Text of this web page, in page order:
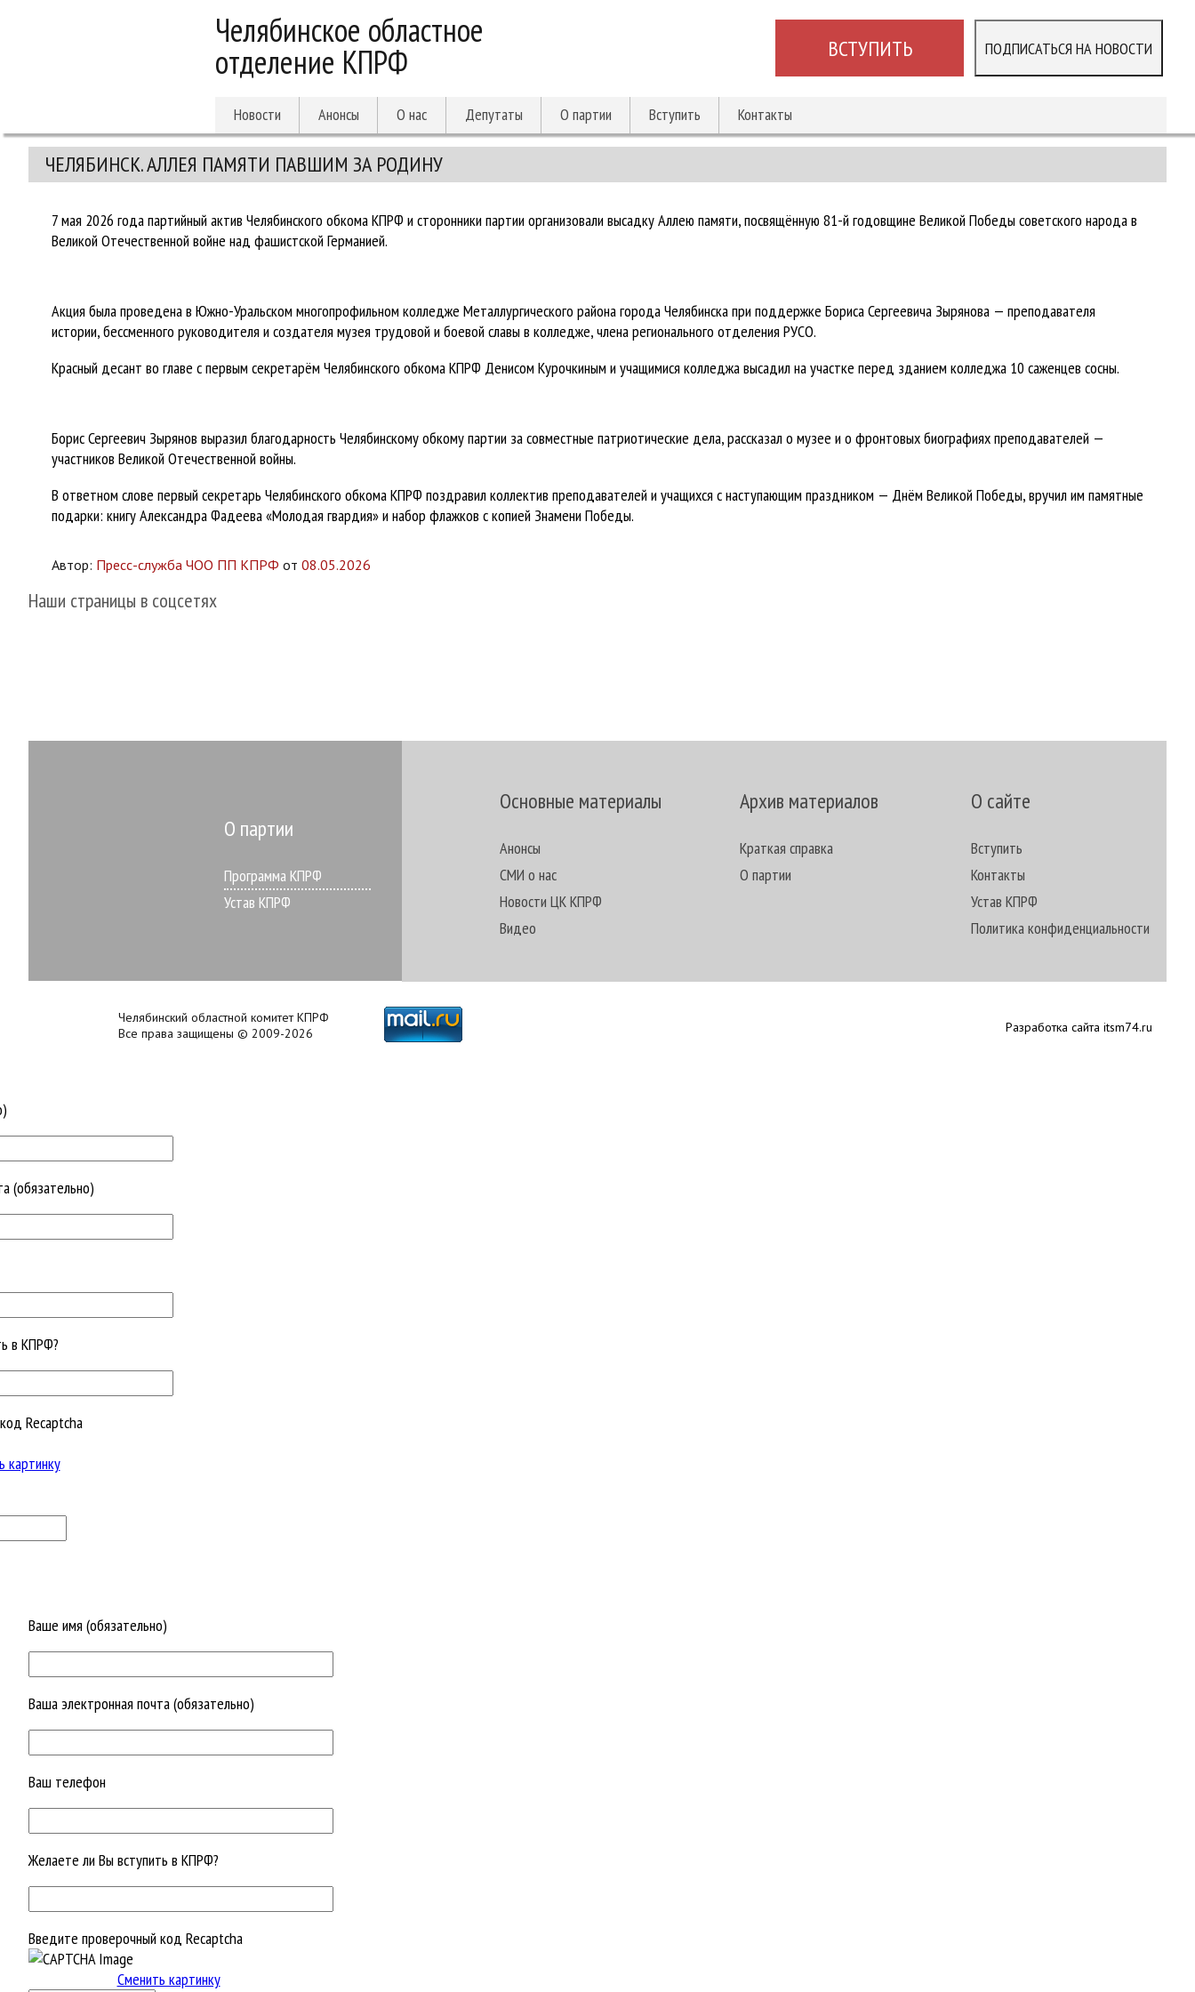
Челябинское областное
отделение КПРФ ВСТУПИТЬ ПОДПИСАТЬСЯ НА НОВОСТИ
Новости Анонсы О нас Депутаты О партии Вступить Контакты
ЧЕЛЯБИНСК. АЛЛЕЯ ПАМЯТИ ПАВШИМ ЗА РОДИНУ
7 мая 2026 года партийный актив Челябинского обкома КПРФ и сторонники партии организовали высадку Аллею памяти, посвящённую 81-й годовщине Великой Победы советского народа в
Великой Отечественной войне над фашистской Германией.
Акция была проведена в Южно-Уральском многопрофильном колледже Металлургического района города Челябинска при поддержке Бориса Сергеевича Зырянова — преподавателя
истории, бессменного руководителя и создателя музея трудовой и боевой славы в колледже, члена регионального отделения РУСО.
Красный десант во главе с первым секретарём Челябинского обкома КПРФ Денисом Курочкиным и учащимися колледжа высадил на участке перед зданием колледжа 10 саженцев сосны.
Борис Сергеевич Зырянов выразил благодарность Челябинскому обкому партии за совместные патриотические дела, рассказал о музее и о фронтовых биографиях преподавателей —
участников Великой Отечественной войны.
В ответном слове первый секретарь Челябинского обкома КПРФ поздравил коллектив преподавателей и учащихся с наступающим праздником — Днём Великой Победы, вручил им памятные
подарки: книгу Александра Фадеева «Молодая гвардия» и набор флажков с копией Знамени Победы.
Автор: Пресс-служба ЧОО ПП КПРФ от 08.05.2026
Наши страницы в соцсетях
О партии
Программа КПРФ
Устав КПРФ
Основные материалы
Анонсы
СМИ о нас
Новости ЦК КПРФ
Видео
Архив материалов
Краткая справка
О партии
О сайте
Вступить
Контакты
Устав КПРФ
Политика конфиденциальности
Челябинский областной комитет КПРФ
Все права защищены © 2009-2026
Разработка сайта itsm74.ru
(обязательно)
в КПРФ?
Recaptcha
картинку
Ваше имя (обязательно)
Ваша электронная почта (обязательно)
Ваш телефон
Желаете ли Вы вступить в КПРФ?
Введите проверочный код Recaptcha
Сменить картинку